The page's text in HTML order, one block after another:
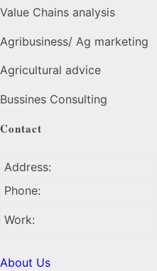
Value Chains analysis
Agribusiness/ Ag marketing
Agricultural advice
Bussines Consulting
Contact
Address:
Phone:
Work:
About Us